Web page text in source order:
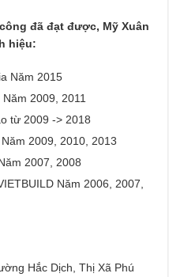
đã đạt được, Mỹ Xuân
hiệu:
Năm 2015
2009, 2011
từ 2009 -> 2018
2009, 2010, 2013
2007, 2008
Năm 2006, 2007,
Hắc Dịch, Thị Xã Phú